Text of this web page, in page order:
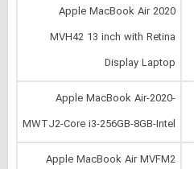
Apple MacBook Air 2020
MVH42 13 inch with Retina
Display Laptop
Apple MacBook Air-2020-
MWTJ2-Core i3-256GB-8GB-Intel
Apple MacBook Air MVFM2